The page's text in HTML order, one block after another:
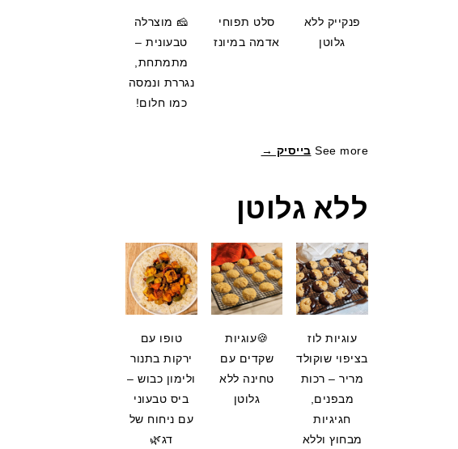
פנקייק ללא
גלוטן
סלט תפוחי
אדמה במיונז
🧀 מוצרלה
טבעונית –
מתמתחת,
נגררת ונמסה
כמו חלום!
See more בייסיק →
ללא גלוטן
עוגיות לוז
בציפוי שוקולד
מריר – רכות
מבפנים,
חגיגיות
מבחוץ וללא
🍪עוגיות
שקדים עם
טחינה ללא
גלוטן
טופו עם
ירקות בתנור
ולימון כבוש –
ביס טבעוני
עם ניחוח של
דג🌿